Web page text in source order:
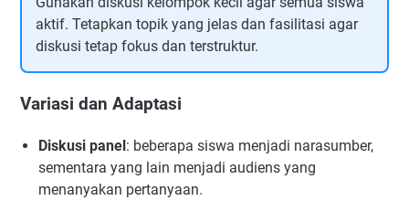
aktif. Tetapkan topik yang jelas dan fasilitasi agar
diskusi tetap fokus dan terstruktur.
Variasi dan Adaptasi
Diskusi panel: beberapa siswa menjadi narasumber,
sementara yang lain menjadi audiens yang
menanyakan pertanyaan.